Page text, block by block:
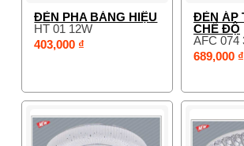
ĐÈN PHA BẢNG HIỆU
HT 01 12W
403,000 ₫
ĐÈN ÁP
CHẾ ĐỘ
AFC 074
689,000 ₫